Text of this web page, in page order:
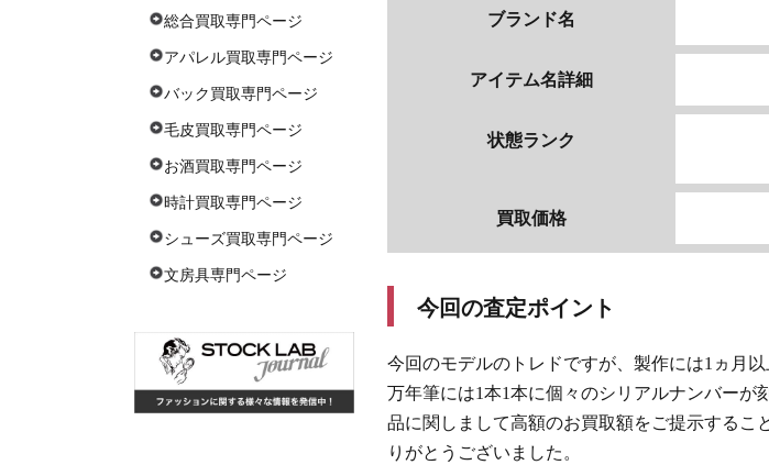
総合買取専門ページ
アパレル買取専門ページ
バック買取専門ページ
毛皮買取専門ページ
お酒買取専門ページ
時計買取専門ページ
シューズ買取専門ページ
文房具専門ページ
ブランド名
アイテム名詳細
状態ランク
買取価格
今回の査定ポイント
今回のモデルのトレドですが、製作には1ヵ月
万年筆には1本1本に個々のシリアルナンバー
品に関しまして高額のお買取額をご提示するこ
りがとうございました。